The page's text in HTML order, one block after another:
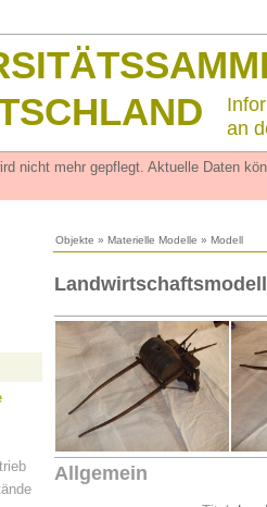
an
nicht mehr gepflegt. Aktuelle Daten
Objekte » Materielle Modelle » Modell
Allgemein